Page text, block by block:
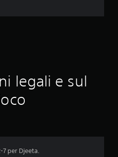
o
legali e sul
7 per Djeeta.